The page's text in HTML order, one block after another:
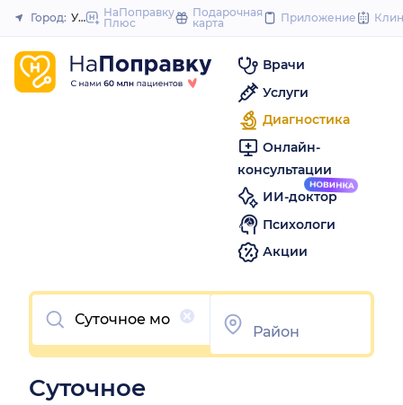
to
Закрыть
Город: Уфа
НаПоправку
Плюс
Подарочная
карта
Приложение
Врачи
Услуги
Диагностика
Онлайн-
консультации
ИИ-доктор
Психологи
Акции
Очистить
Суточное